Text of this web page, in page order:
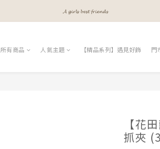
𝓐 𝓰𝓲𝓻𝓵𝓼 𝓫𝓮𝓼𝓽 𝓯𝓻𝓲𝓮𝓷𝓭𝓼
𝓜𝓮𝓮𝓽 𝔂𝓸𝓾𝓻 𝓫𝓮𝓪𝓾𝓽𝔂
所有商品 人氣主題 【精品系列】遇見好飾 門
【花
抓夾